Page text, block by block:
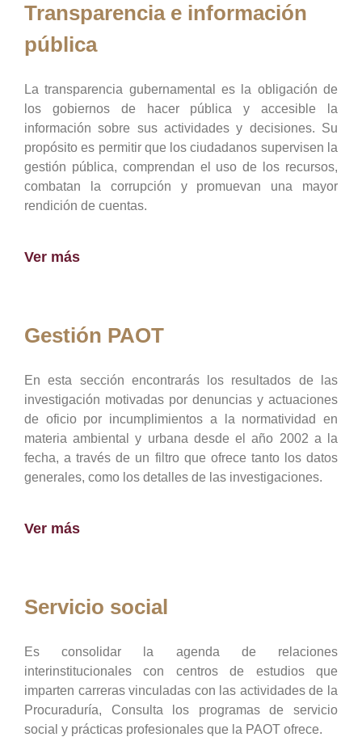
Transparencia e información
pública
La transparencia gubernamental es la obligación de
los gobiernos de hacer pública y accesible la
información sobre sus actividades y decisiones. Su
propósito es permitir que los ciudadanos supervisen la
gestión pública, comprendan el uso de los recursos,
combatan la corrupción y promuevan una mayor
rendición de cuentas.
Ver más
Gestión PAOT
En esta sección encontrarás los resultados de las
investigación motivadas por denuncias y actuaciones
de oficio por incumplimientos a la normatividad en
materia ambiental y urbana desde el año 2002 a la
fecha, a través de un filtro que ofrece tanto los datos
generales, como los detalles de las investigaciones.
Ver más
Servicio social
Es consolidar la agenda de relaciones
interinstitucionales con centros de estudios que
imparten carreras vinculadas con las actividades de la
Procuraduría, Consulta los programas de servicio
social y prácticas profesionales que la PAOT ofrece.